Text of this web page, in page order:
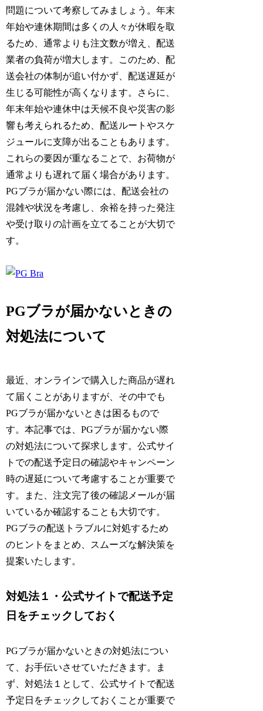
問題について考察してみましょう。年末
年始や連休期間は多くの人々が休暇を取
るため、通常よりも注文数が増え、配送
業者の負荷が増大します。このため、配
送会社の体制が追い付かず、配送遅延が
生じる可能性が高くなります。さらに、
年末年始や連休中は天候不良や災害の影
響も考えられるため、配送ルートやスケ
ジュールに支障が出ることもあります。
これらの要因が重なることで、お荷物が
通常よりも遅れて届く場合があります。
PGブラが届かない際には、配送会社の
混雑や状況を考慮し、余裕を持った発注
や受け取りの計画を立てることが大切で
す。
PGブラが届かないときの
対処法について
最近、オンラインで購入した商品が遅れ
て届くことがありますが、その中でも
PGブラが届かないときは困るもので
す。本記事では、PGブラが届かない際
の対処法について探求します。公式サイ
トでの配送予定日の確認やキャンペーン
時の遅延について考慮することが重要で
す。また、注文完了後の確認メールが届
いているか確認することも大切です。
PGブラの配送トラブルに対処するため
のヒントをまとめ、スムーズな解決策を
提案いたします。
対処法１・公式サイトで配送予定
日をチェックしておく
PGブラが届かないときの対処法につい
て、お手伝いさせていただきます。ま
ず、対処法１として、公式サイトで配送
予定日をチェックしておくことが重要で